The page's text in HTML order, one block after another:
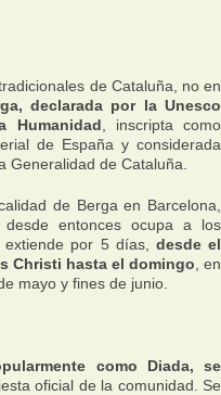
de Cataluña, no en
declarada por la Unesco
Humanidad , inscripta como
de España y considerada
Generalidad de Cataluña.
de Berga en Barcelona,
entonces ocupa a los
por 5 días, desde el
Christi hasta el domingo , en
mayo y fines de junio.
como Diada, se
oficial de la comunidad. Se